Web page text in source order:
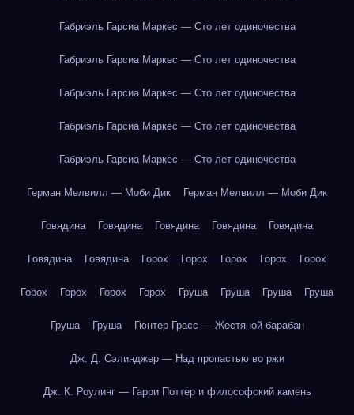
Габриэль Гарсиа Маркес — Сто лет одиночества
Габриэль Гарсиа Маркес — Сто лет одиночества
Габриэль Гарсиа Маркес — Сто лет одиночества
Габриэль Гарсиа Маркес — Сто лет одиночества
Габриэль Гарсиа Маркес — Сто лет одиночества
Герман Мелвилл — Моби Дик Герман Мелвилл — Моби Дик
Говядина Говядина Говядина Говядина Говядина
Говядина Говядина Горох Горох Горох Горох Горох
Горох Горох Горох Горох Груша Груша Груша Груша
Груша Груша Гюнтер Грасс — Жестяной барабан
Дж. Д. Сэлинджер — Над пропастью во ржи
Дж. К. Роулинг — Гарри Поттер и философский камень